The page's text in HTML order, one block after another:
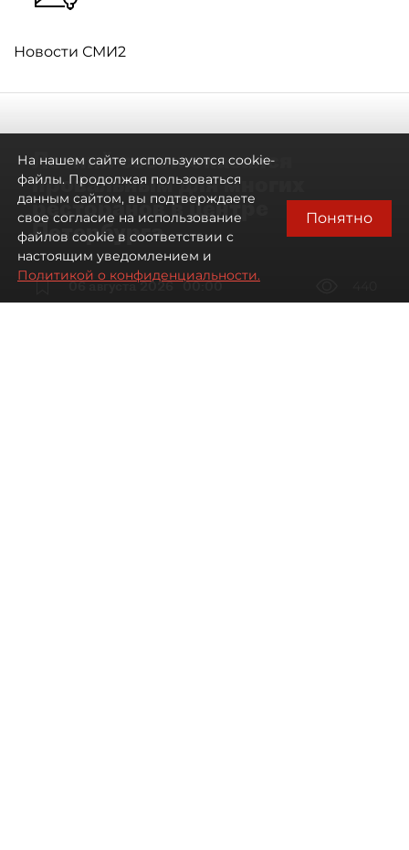
Новости СМИ2
Летний сезон оказался
провальным для многих
ресторанов в центре
Петербурга
06 августа 2026 00:00
На нашем сайте используются cookie-
файлы. Продолжая пользоваться
данным сайтом, вы подтверждаете
свое согласие на использование
файлов cookie в соответствии с
настоящим уведомлением и
Политикой о конфиденциальности.
Понятно